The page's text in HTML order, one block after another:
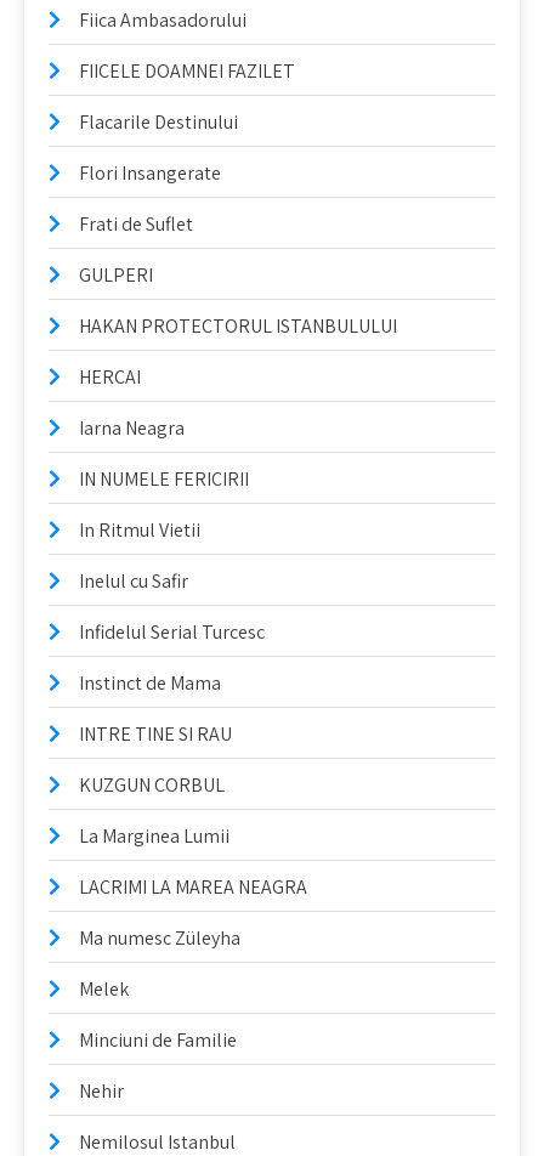
Fiica Ambasadorului
FIICELE DOAMNEI FAZILET
Flacarile Destinului
Flori Insangerate
Frati de Suflet
GULPERI
HAKAN PROTECTORUL ISTANBULULUI
HERCAI
Iarna Neagra
IN NUMELE FERICIRII
In Ritmul Vietii
Inelul cu Safir
Infidelul Serial Turcesc
Instinct de Mama
INTRE TINE SI RAU
KUZGUN CORBUL
La Marginea Lumii
LACRIMI LA MAREA NEAGRA
Ma numesc Züleyha
Melek
Minciuni de Familie
Nehir
Nemilosul Istanbul